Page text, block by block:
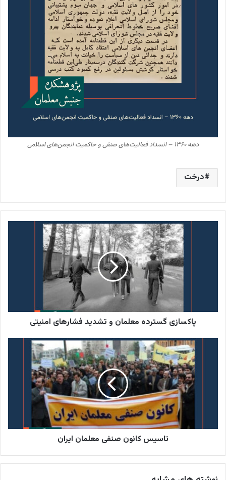
دهه ۱۳۶۰ – انسداد فعالیت‌های صنفی و حاکمیت انجمن‌های اسلامی
درخت
پاکسازی گسترده معلمان و تشدید فشارهای امنیتی
تاسیس کانون صنفی معلمان ایران